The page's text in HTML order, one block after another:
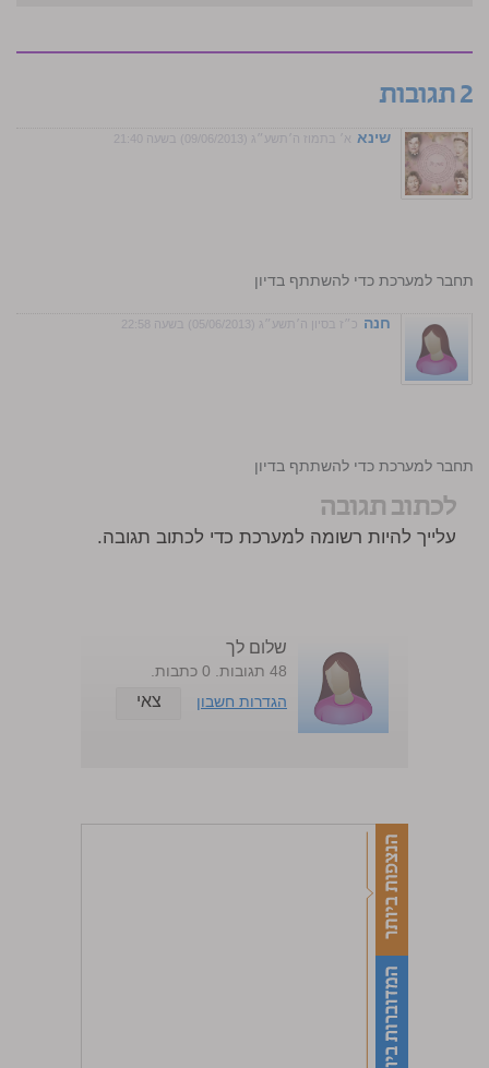
2 תגובות
שינא א׳ בתמוז ה׳תשע״ג (09/06/2013) בשעה 21:40
התחבר למערכת כדי להשתתף בדיון
חנה כ״ז בסיון ה׳תשע״ג (05/06/2013) בשעה 22:58
התחבר למערכת כדי להשתתף בדיון
לכתוב תגובה
עלייך להיות רשומה למערכת כדי לכתוב תגובה.
שלום לך
48 תגובות. 0 כתבות.
הגדרות חשבון
צאי